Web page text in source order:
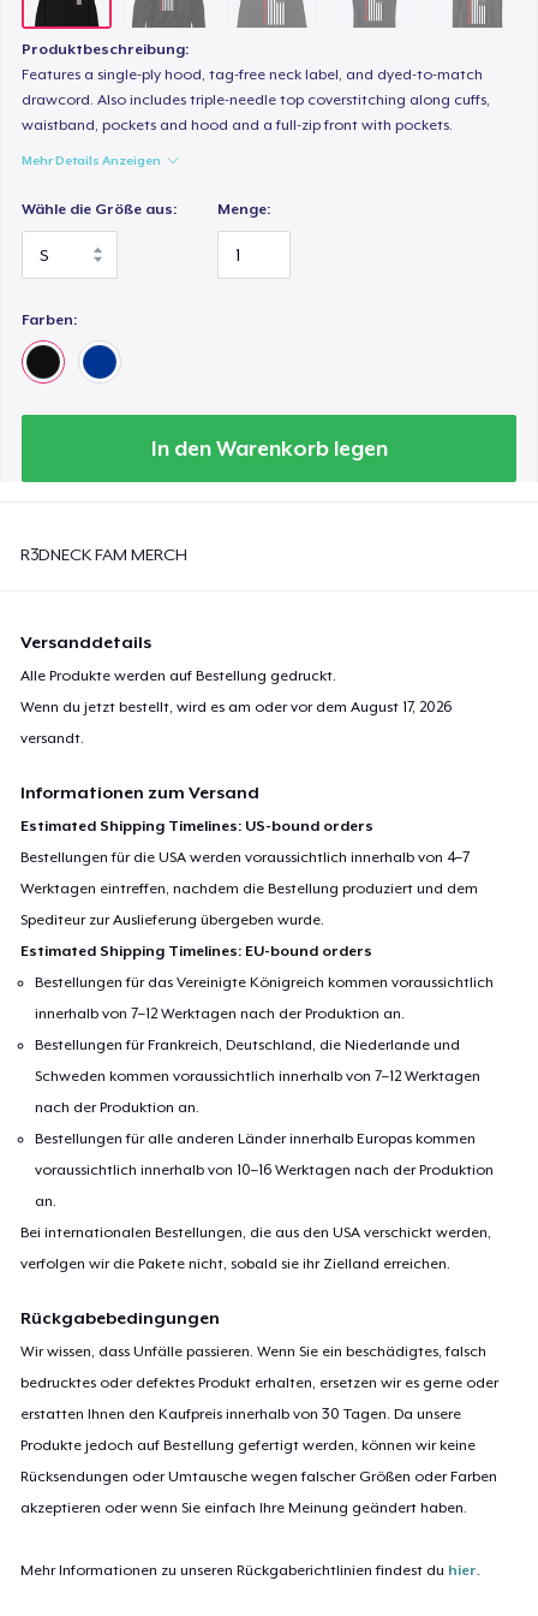
Produktbeschreibung:
Features a single-ply hood, tag-free neck label, and dyed-to-match
drawcord. Also includes triple-needle top coverstitching along cuffs,
waistband, pockets and hood and a full-zip front with pockets.
Mehr Details Anzeigen
Wähle die Größe aus: Menge:
Farben:
In den Warenkorb legen
R3DNECK FAM MERCH
Versanddetails
Alle Produkte werden auf Bestellung gedruckt.
Wenn du jetzt bestellt, wird es am oder vor demAugust 17, 2026
versandt.
Informationen zum Versand
Estimated Shipping Timelines: US-bound orders
Bestellungen für die USA werden voraussichtlich innerhalb von 4–7
Werktagen eintreffen, nachdem die Bestellung produziert und dem
Spediteur zur Auslieferung übergeben wurde.
Estimated Shipping Timelines: EU-bound orders
Bestellungen für das Vereinigte Königreich kommen voraussichtlich
innerhalb von 7–12 Werktagen nach der Produktion an.
Bestellungen für Frankreich, Deutschland, die Niederlande und
Schweden kommen voraussichtlich innerhalb von 7–12 Werktagen
nach der Produktion an.
Bestellungen für alle anderen Länder innerhalb Europas kommen
voraussichtlich innerhalb von 10–16 Werktagen nach der Produktion
an.
Bei internationalen Bestellungen, die aus den USA verschickt werden,
verfolgen wir die Pakete nicht, sobald sie ihr Zielland erreichen.
Rückgabebedingungen
Wir wissen, dass Unfälle passieren. Wenn Sie ein beschädigtes, falsch
bedrucktes oder defektes Produkt erhalten, ersetzen wir es gerne oder
erstatten Ihnen den Kaufpreis innerhalb von 30 Tagen. Da unsere
Produkte jedoch auf Bestellung gefertigt werden, können wir keine
Rücksendungen oder Umtausche wegen falscher Größen oder Farben
akzeptieren oder wenn Sie einfach Ihre Meinung geändert haben.
Mehr Informationen zu unseren Rückgaberichtlinien findest du hier.
26,99 $
Classic Long Sleeve Tee
28,99 $